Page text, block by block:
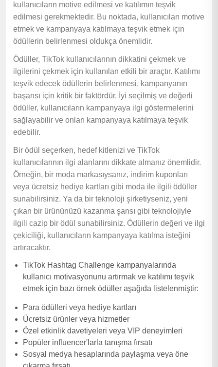
kullanıcıların motive edilmesi ve katılımın teşvik
edilmesi gerekmektedir. Bu noktada, kullanıcıları motive
etmek ve kampanyaya katılmaya teşvik etmek için
ödüllerin belirlenmesi oldukça önemlidir.
Ödüller, TikTok kullanıcılarının dikkatini çekmek ve
ilgilerini çekmek için kullanılan etkili bir araçtır. Katılımı
teşvik edecek ödüllerin belirlenmesi, kampanyanın
başarısı için kritik bir faktördür. İyi seçilmiş ve değerli
ödüller, kullanıcıların kampanyaya ilgi göstermelerini
sağlayabilir ve onları kampanyaya katılmaya teşvik
edebilir.
Bir ödül seçerken, hedef kitlenizi ve TikTok
kullanıcılarının ilgi alanlarını dikkate almanız önemlidir.
Örneğin, bir moda markasıysanız, indirim kuponları
veya ücretsiz hediye kartları gibi moda ile ilgili ödüller
sunabilirsiniz. Ya da bir teknoloji şirketiyseniz, yeni
çıkan bir ürününüzü kazanma şansı gibi teknolojiyle
ilgili cazip bir ödül sunabilirsiniz. Ödüllerin değeri ve ilgi
çekiciliği, kullanıcıların kampanyaya katılma isteğini
artıracaktır.
TikTok Hashtag Challenge kampanyalarında
kullanıcı motivasyonunu artırmak ve katılımı teşvik
etmek için bazı örnek ödüller aşağıda listelenmiştir:
Para ödülleri veya hediye kartları
Ücretsiz ürünler veya hizmetler
Özel etkinlik davetiyeleri veya VIP deneyimleri
Popüler influencer'larla tanışma fırsatı
Sosyal medya hesaplarında paylaşma veya öne